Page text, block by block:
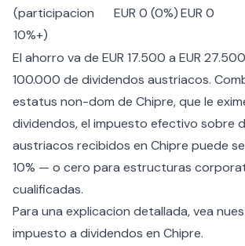
(participacion
10%+)
EUR 0 (0%)EUR 0
El ahorro va de EUR 17.500 a EUR
100.000 de dividendos austriacos.
estatus non-dom de Chipre, que le
dividendos, el impuesto efectivo sobre
austriacos recibidos en Chipre puede
10% — o cero para estructuras
cualificadas.
Para una explicacion detallada, vea
impuesto a dividendos en Chipre.